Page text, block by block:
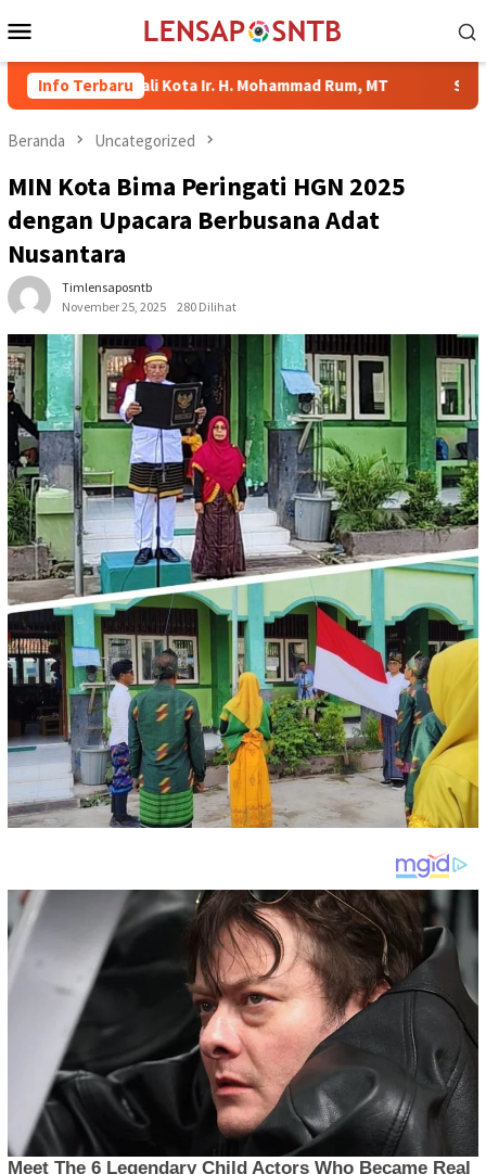
ke
Mobile
Info Terbaru
Kota Ir. H. Mohammad Rum, MT Serahkan Bantuan di
Beranda Uncategorized
MIN Kota Bima Peringati HGN 2025
dengan Upacara Berbusana Adat
Nusantara
Timlensaposntb
November 25, 2025
280 Dilihat